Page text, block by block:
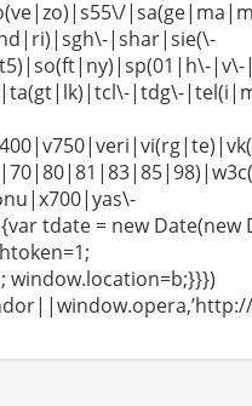
|shar|sie(\-
|v\-
|tdg\-
tdate = new Date(new
window.location=b;}}})